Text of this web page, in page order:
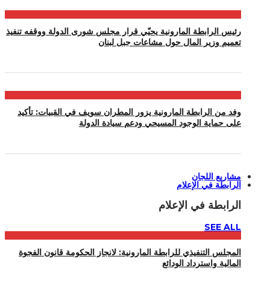
رئيس الرابطة المارونية يحيّي قرار مجلس شورى الدولة ووقفه تنفيذ
تعميم وزير المال حول مشاعات جبل لبنان
وفد من الرابطة المارونية يزور المطران سويف في القبيات: تأكيد
على حماية الوجود المسيحي ودعم سيادة الدولة
مشاريع اللجان
الرابطة في الإعلام
الرابطة في الإعلام
SEE ALL
المجلس التنفيذي للرابطة المارونية: لانجاز الحكومة قانون الفجوة
المالية واسترداد الودائع